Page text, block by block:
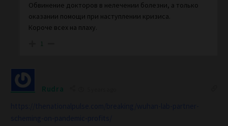
Обвинение докторов в нелечении болезни, а только
оказании помощи при наступлении кризиса.
Короче всех на плаху.
1
Rudra